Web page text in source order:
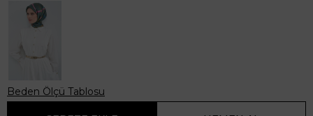
Beden Ölçü Tablosu